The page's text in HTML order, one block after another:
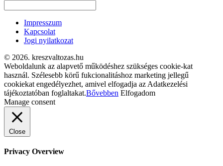
Impresszum
Kapcsolat
Jogi nyilatkozat
© 2026. kreszvaltozas.hu
Weboldalunk az alapvető működéshez szükséges cookie-kat
használ. Szélesebb körű fukcionalitáshoz marketing jellegű
cookiekat engedélyezhet, amivel elfogadja az Adatkezelési
tájékoztatóban foglaltakat.Bővebben Elfogadom
Manage consent
Close
Privacy Overview